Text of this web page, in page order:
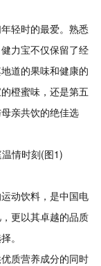
轻时的最爱。熟悉
力宝不仅保留了经
道的果味和健康的
橙蜜味，还是第五
亲共饮的绝佳选
动饮料，是中国电
更以其卓越的品质
。
质营养成分的同时